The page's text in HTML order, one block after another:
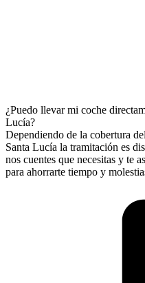
¿Puedo llevar mi coche
Lucía?
Dependiendo de la cobertura
Santa Lucía la tramitación es
nos cuentes que necesitas y te
para ahorrarte tiempo y